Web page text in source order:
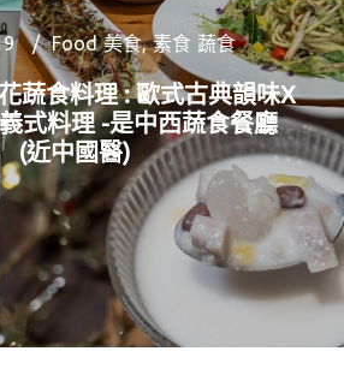
Food 美食,素食 蔬食
蔬食料理 : 歐式古典韻味X
式料理 -是中西蔬食餐廳
(近中國醫)